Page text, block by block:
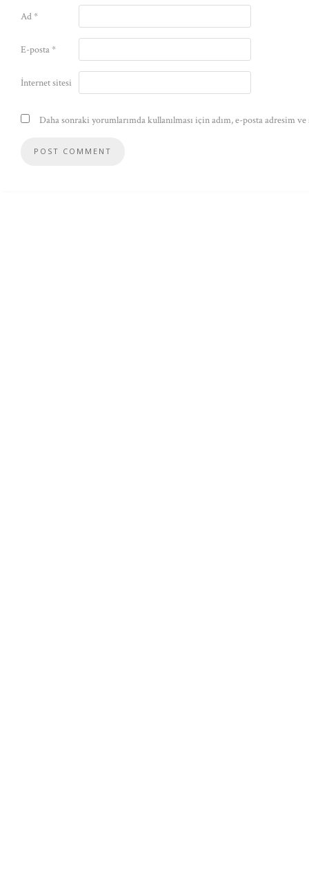
Ad*
E-posta*
İnternet sitesi
Daha sonraki yorumlarımda kullanılması için adım, e-posta adresim